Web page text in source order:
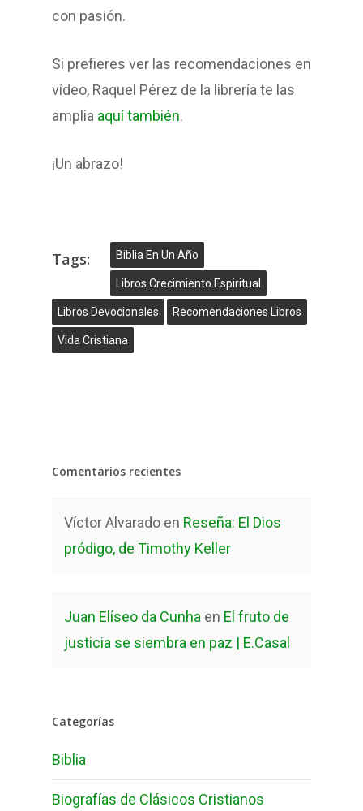
con pasión.
Si prefieres ver las recomendaciones en
vídeo, Raquel Pérez de la librería te las
amplia aquí también.
¡Un abrazo!
Tags: Biblia En Un Año
Libros Crecimiento Espiritual
Libros Devocionales Recomendaciones Libros
Vida Cristiana
Comentarios recientes
Víctor Alvarado en Reseña: El Dios
pródigo, de Timothy Keller
Juan Elíseo da Cunha en El fruto de
justicia se siembra en paz | E.Casal
Categorías
Biblia
Biografías de Clásicos Cristianos